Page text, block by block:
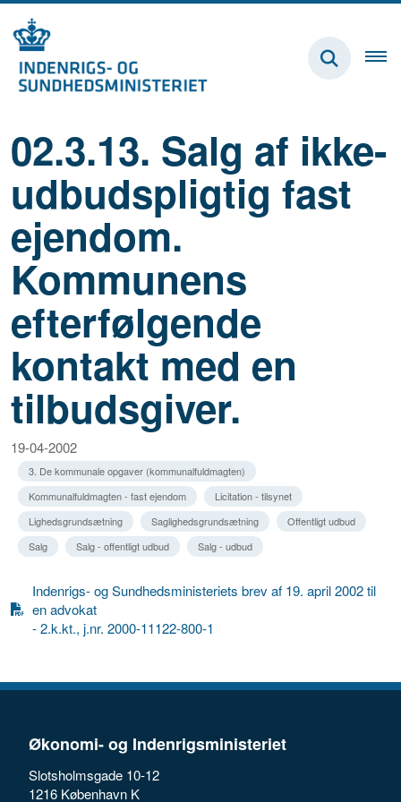
02.3.13. Salg af ikke-
udbudspligtig fast
ejendom.
Kommunens
efterfølgende
kontakt med en
tilbudsgiver.
19-04-2002
3. De kommunale opgaver (kommunalfuldmagten)
Kommunalfuldmagten - fast ejendom
Licitation - tilsynet
Lighedsgrundsætning
Saglighedsgrundsætning
Offentligt udbud
Salg
Salg - offentligt udbud Salg - udbud
Indenrigs- og Sundhedsministeriets brev af 19. april 2002 til
en advokat
- 2.k.kt., j.nr. 2000-11122-800-1
Økonomi- og Indenrigsministeriet
Slotsholmsgade 10-12
1216 København K